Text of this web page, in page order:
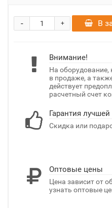
+
- В
Внимание!
На оборудование,
в продаже, а
действует
расчетный счет
Гарантия
Скидка или
Оптовые цены
Цена зависит от
узнать оптовые